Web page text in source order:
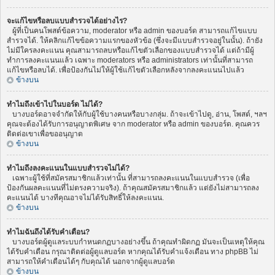
จะแก้ไขหรือลบแบบสำรวจได้อย่างไร?
ผู้ที่เป็นคนโพสต์ข้อความ, moderator หรือ admin ของบอร์ด สามารถแก้ไขแบบ
สำรวจได้. ให้คลิกแก้ไขข้อความแรกของหัวข้อ (ซึ่งจะมีแบบสำรวจอยู่ในนั้น). ถ้ายัง
ไม่มีใครลงคะแนน คุณสามารถลบหรือแก้ไขตัวเลือกของแบบสำรวจได้ แต่ถ้ามีผู้
ทำการลงคะแนนแล้ว เฉพาะ moderators หรือ administrators เท่านั้นที่สามารถ
แก้ไขหรือลบได้. เพื่อป้องกันไม่ให้ผู้ใช้แก้ไขตัวเลือกหลังจากลงคะแนนไปแล้ว
ข้างบน
ทำไมถึงเข้าไปในบอร์ด ไม่ได้?
บางบอร์ดอาจจำกัดให้กับผู้ใช้บางคนหรือบางกลุ่ม. ถ้าจะเข้าไปดู, อ่าน, โพสต์, ฯลฯ
คุณจะต้องได้รับการอนุญาตพิเศษ จาก moderator หรือ admin ของบอร์ด. คุณควร
ติดต่อเขาเพื่อขออนุญาต
ข้างบน
ทำไมถึงลงคะแนนในแบบสำรวจไม่ได้?
เฉพาะผู้ใช้ที่สมัครสมาชิกแล้วเท่านั้น ที่สามารถลงคะแนนในแบบสำรวจ (เพื่อ
ป้องกันผลคะแนนที่ไม่ตรงความจริง). ถ้าคุณสมัครสมาชิกแล้ว แต่ยังไม่สามารถลง
คะแนนได้ บางทีคุณอาจไม่ได้รับสิทธิ์ให้ลงคะแนน.
ข้างบน
ทำไมฉันถึงได้รับคำเตือน?
บางบอร์ดผู้ดูแลระบบกำหนดกฏบางอย่างขึ้น ถ้าคุณทำผิดกฏ มันจะเป็นเหตุให้คุณ
ได้รับคำเตือน กรุณาติดต่อผู้ดูแลบอร์ด หากคุณได้รับคำแจ้งเตือน ทาง phpBB ไม่
สามารถให้คำเตือนได้ๆ กับคุณได้ นอกจากผู้ดูแลบอร์ด
ข้างบน